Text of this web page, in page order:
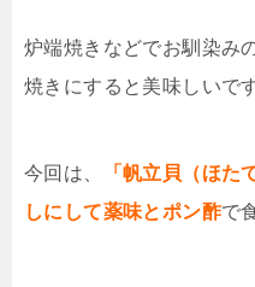
炉端焼きなどでお馴染み
焼きにすると美味しいで
今回は、
「帆立貝（ほた
しにして薬味とポン酢で